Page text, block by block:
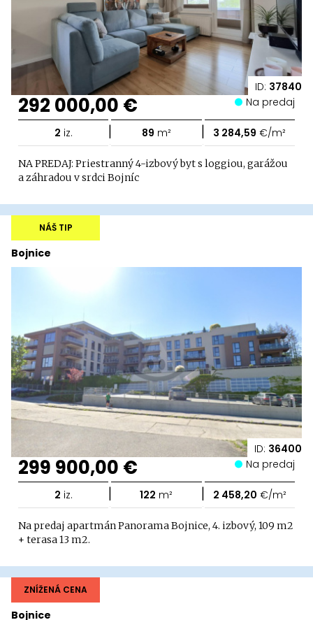
ID: 37840
292 000,00 € Na predaj
2 iz. | 89 m² | 3 284,59 €/m²
NA PREDAJ: Priestranný 4-izbový byt s loggiou, garážou
a záhradou v srdci Bojníc
ID: 36400
Bojnice
NÁŠ TIP
299 900,00 € Na predaj
2 iz. | 122 m² | 2 458,20 €/m²
Na predaj apartmán Panorama Bojnice, 4. izbový, 109 m2
+ terasa 13 m2.
Bojnice
ZNÍŽENÁ CENA